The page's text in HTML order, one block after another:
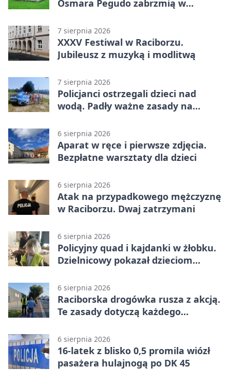
Osmara Pegudo zabrzmią w
7 sierpnia 2026
XXXV Festiwal w Raciborzu.
Jubileusz z muzyką i modlitwą
7 sierpnia 2026
Policjanci ostrzegali dzieci nad
wodą. Padły ważne zasady na
6 sierpnia 2026
Aparat w ręce i pierwsze zdjęcia.
Bezpłatne warsztaty dla dzieci
6 sierpnia 2026
Atak na przypadkowego mężczyznę
w Raciborzu. Dwaj zatrzymani
6 sierpnia 2026
Policyjny quad i kajdanki w żłobku.
Dzielnicowy pokazał dzieciom
6 sierpnia 2026
Raciborska drogówka rusza z akcją.
Te zasady dotyczą każdego
6 sierpnia 2026
16-latek z blisko 0,5 promila wiózł
pasażera hulajnogą po DK 45